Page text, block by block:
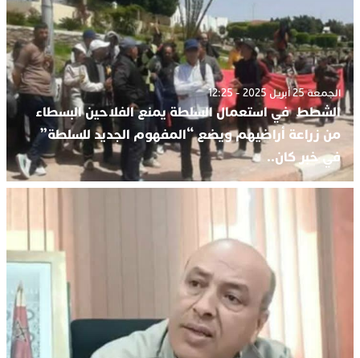
الجمعة 25 أبريل 2025 - 12:25
الشطط في استعمال السلطة يمنع الفلاحين البسطاء
من زراعة أراضيهم ويضع “المفهوم الجديد للسلطة”
في خبر كان..